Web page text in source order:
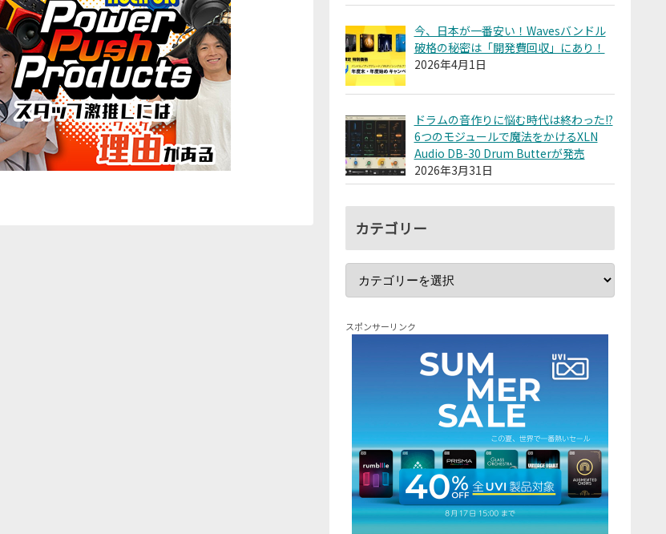
今、日本が一番安い！Wavesバンドル
破格の秘密は「開発費回収」にあり！
2026年4月1日
ドラムの音作りに悩む時代は終わった!?
6つのモジュールで魔法をかけるXLN
Audio DB-30 Drum Butterが発売
2026年3月31日
カテゴリー
スポンサーリンク